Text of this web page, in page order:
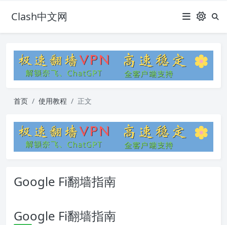
Clash中文网
首页 使用教程 正文
Google Fi翻墙指南
Google Fi翻墙指南